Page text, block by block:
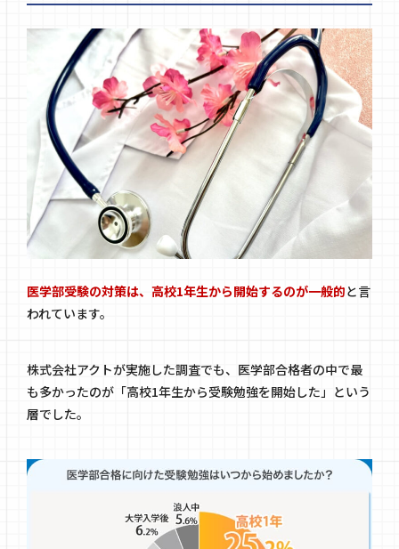
医学部受験の対策は、高校1年生から開始するのが一般的と言
われています。
株式会社アクトが実施した調査でも、医学部合格者の中で最
も多かったのが「高校1年生から受験勉強を開始した」という
層でした。